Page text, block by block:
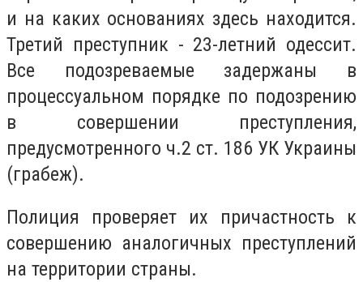
и на каких основаниях здесь находится.
Третий преступник - 23-летний одессит.
Все подозреваемые задержаны в
процессуальном порядке по подозрению
в совершении преступления,
предусмотренного ч.2 ст. 186 УК Украины
(грабеж).
Полиция проверяет их причастность к
совершению аналогичных преступлений
на территории страны.